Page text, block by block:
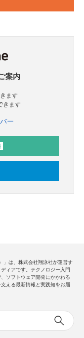
案内
ます
きます
ー
」は、株式会社翔泳社が運営す
ィアです。テクノロジー入門
ソフトウェア開発にかかわる
える最新情報と実践知をお届